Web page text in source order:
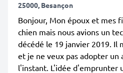
25000, Besançon
Bonjour, Mon époux et mes
chien mais nous avions un
décédé le 19 janvier 2019. Il
et je ne veux pas adopter un
l'instant. L'idée d'emprunter